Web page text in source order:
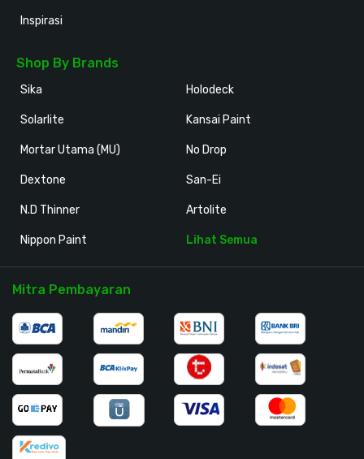
Inspirasi
Shop By Brands
Sika
Solarlite
Mortar Utama (MU)
Dextone
N.D Thinner
Nippon Paint
Holodeck
Kansai Paint
No Drop
San-Ei
Artolite
Lihat Semua
Mitra Pembayaran